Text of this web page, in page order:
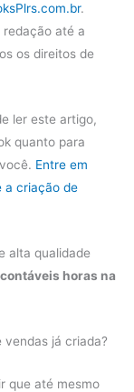
.
até a
os direitos de
ler este artigo,
quanto para
Entre em
a criação de
alta qualidade
horas na
já criada?
que até mesmo